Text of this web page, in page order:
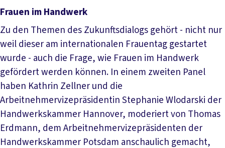
Frauen im Handwerk
Zu den Themen des Zukunftsdialogs gehört - nicht nur
weil dieser am internationalen Frauentag gestartet
wurde - auch die Frage, wie Frauen im Handwerk
gefördert werden können. In einem zweiten Panel
haben Kathrin Zellner und die
Arbeitnehmervizepräsidentin Stephanie Wlodarski der
Handwerkskammer Hannover, moderiert von Thomas
Erdmann, dem Arbeitnehmervizepräsidenten der
Handwerkskammer Potsdam anschaulich gemacht,